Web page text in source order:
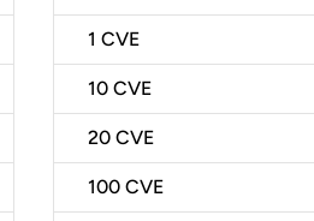
1 CVE
10 CVE
20 CVE
100 CVE